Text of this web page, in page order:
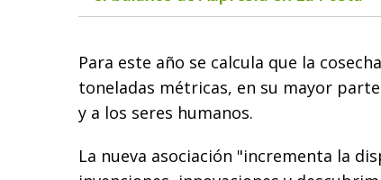
Para este año se calcula que la
toneladas métricas, en su mayor
y a los seres humanos.
La nueva asociación "incrementa la